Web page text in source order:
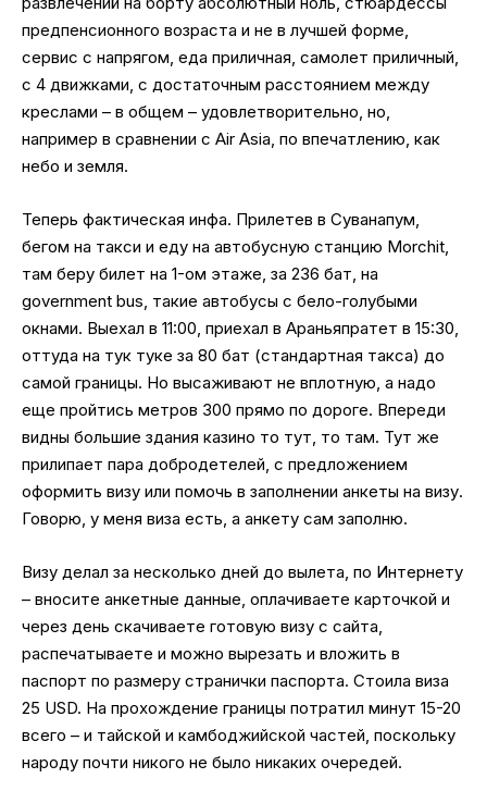
предпенсионного возраста и не в лучшей форме,
сервис с напрягом, еда приличная, самолет приличный,
с 4 движками, с достаточным расстоянием между
креслами – в общем – удовлетворительно, но,
например в сравнении с Air Asia, по впечатлению, как
небо и земля.
Теперь фактическая инфа. Прилетев в Суванапум,
бегом на такси и еду на автобусную станцию Morchit,
там беру билет на 1-ом этаже, за 236 бат, на
government bus, такие автобусы с бело-голубыми
окнами. Выехал в 11:00, приехал в Араньяпратет в 15:30,
оттуда на тук туке за 80 бат (стандартная такса) до
самой границы. Но высаживают не вплотную, а надо
еще пройтись метров 300 прямо по дороге. Впереди
видны большие здания казино то тут, то там. Тут же
прилипает пара добродетелей, с предложением
оформить визу или помочь в заполнении анкеты на визу.
Говорю, у меня виза есть, а анкету сам заполню.
Визу делал за несколько дней до вылета, по Интернету
– вносите анкетные данные, оплачиваете карточкой и
через день скачиваете готовую визу с сайта,
распечатываете и можно вырезать и вложить в
паспорт по размеру странички паспорта. Стоила виза
25 USD. На прохождение границы потратил минут 15-20
всего – и тайской и камбоджийской частей, поскольку
народу почти никого не было никаких очередей.